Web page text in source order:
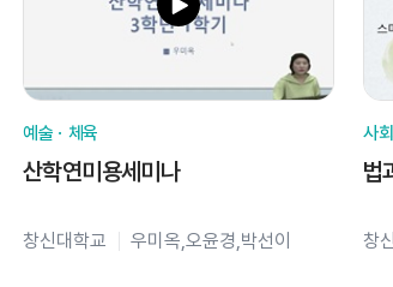
예술ㆍ체육
산학연미용세미나
창신대학교 우미옥,오윤경,박선이
사
법
창